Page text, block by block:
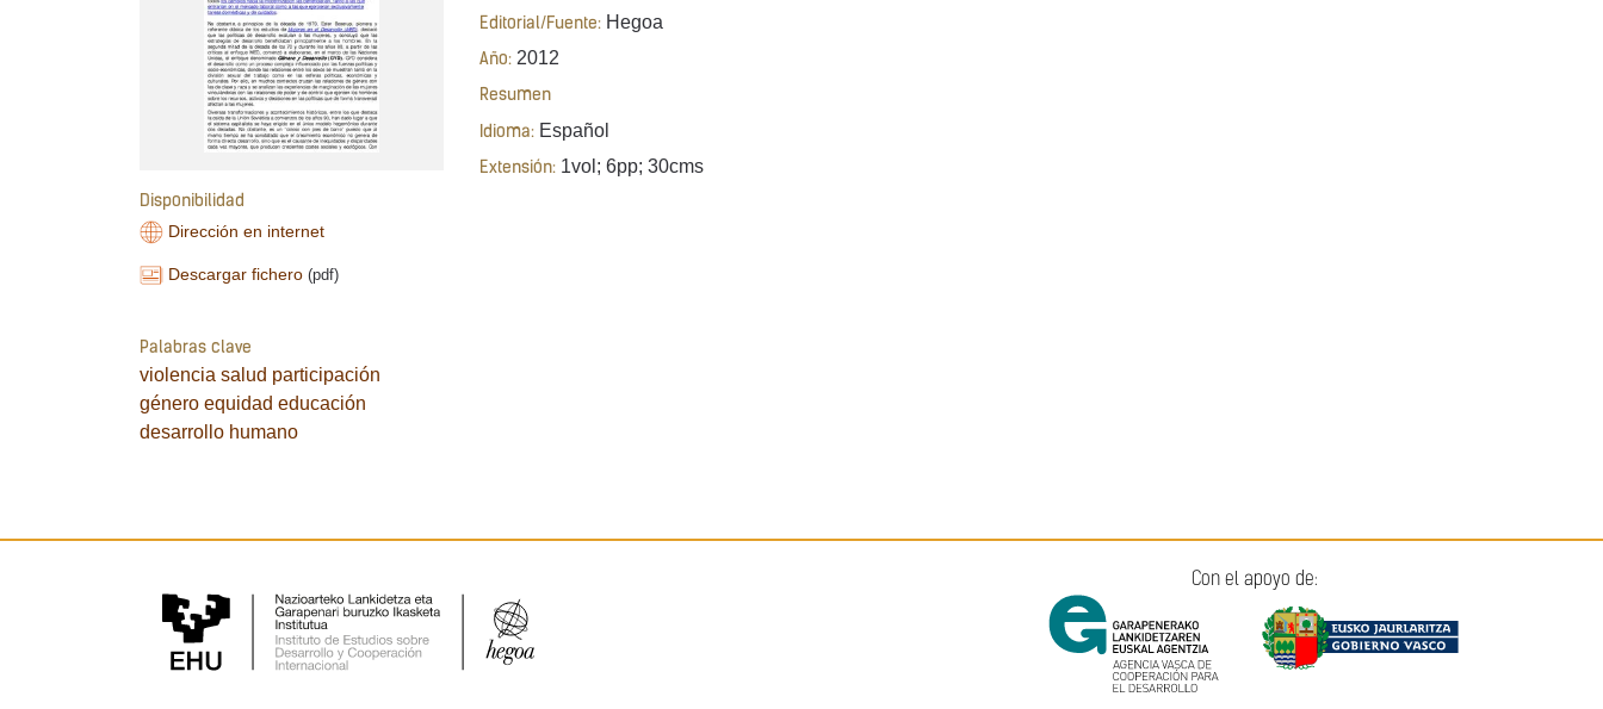
Disponibilidad
Dirección en internet
Descargar fichero (pdf)
Palabras clave
violencia salud participación
género equidad educación
desarrollo humano
Editorial/Fuente: Hegoa
Año: 2012
Resumen
Idioma: Español
Extensión: 1vol; 6pp; 30cms
Con el apoyo de: